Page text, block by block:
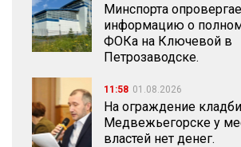
Минспорта
информацию о
ФОКа на Ключевой в
Петрозаводске.
11:58 01.08.2026
На ограждение
Медвежьегорске у
властей нет денег.